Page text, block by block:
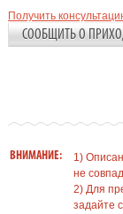
Получить
СООБЩИТЬ О
ВНИМАНИЕ:
1)
не
2) Для
задайте